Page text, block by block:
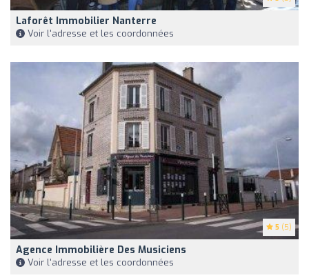
Laforêt Immobilier Nanterre
Voir l'adresse et les coordonnées
5 (5)
Agence Immobilière Des Musiciens
Voir l'adresse et les coordonnées